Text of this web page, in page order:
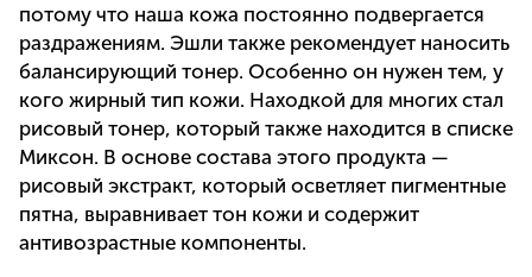
потому что наша кожа постоянно подвергается
раздражениям. Эшли также рекомендует наносить
балансирующий тонер. Особенно он нужен тем, у
кого жирный тип кожи. Находкой для многих стал
рисовый тонер, который также находится в списке
Миксон. В основе состава этого продукта —
рисовый экстракт, который осветляет пигментные
пятна, выравнивает тон кожи и содержит
антивозрастные компоненты.